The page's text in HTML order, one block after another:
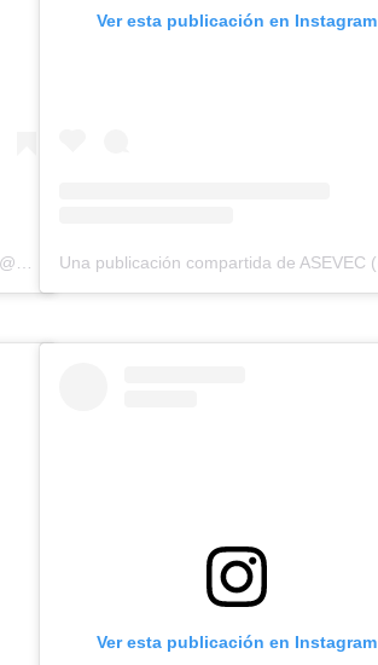
Una publicación compartida de ASEVEC (@asevecinfo)
Ver esta publicación en Instagram
Ver esta publicación en Instagram